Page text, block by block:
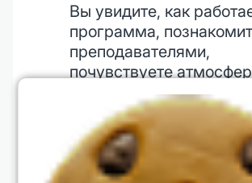
Вы увидите, как
программа,
преподавателями,
почувствуете
Это безопасный способ
проверить, совпадает
ваш запрос с тем, что
школа.